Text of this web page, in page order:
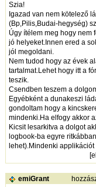
Szia!
Igazad van nem kötelező
(Bp,Pilis,Budai-hegység)
Úgy ítélem meg hogy nem
jó helyeket.Innen ered a
jól megoldani.
Nem tudod hogy az évek
tartalmat.Lehet hogy itt a
teszik.
Csendben teszem a
Egyébként a dunakeszi
gondoltam hogy a
mindenki.Ha elfogy akkor
Kicsit lesarkitva a dolgot
logbook-ba egyre
lehet).Mindenki
[
emiGrant